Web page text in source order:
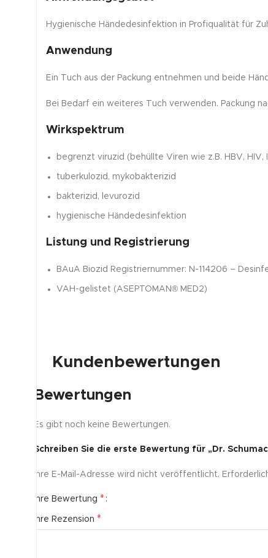
Hygienische Händedesinfektion in Profiqualität für
Anwendung
Ein Tuch aus der Packung entnehmen und beide
Bei Bedarf ein weiteres Tuch verwenden. Packung
Wirkspektrum
begrenzt viruzid (behüllte Viren wie z.B. HBV, HIV,
tuberkulozid, mykobakterizid
bakterizid, levurozid
hygienische Händedesinfektion
Listung und Registrierung
BAuA Biozid Registriernummer: N-114206 –
VAH-gelistet (ASEPTOMAN® MED2)
Kundenbewertungen
Bewertungen
Es gibt noch keine Bewertungen.
Schreiben Sie die erste Bewertung für „Dr.
Ihre E-Mail-Adresse wird nicht veröffentlicht.
Ihre Bewertung *
Ihre Rezension *